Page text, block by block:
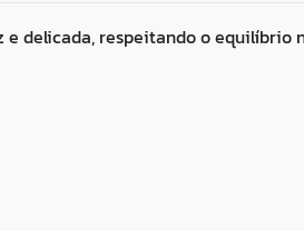
delicada, respeitando o equilíbrio